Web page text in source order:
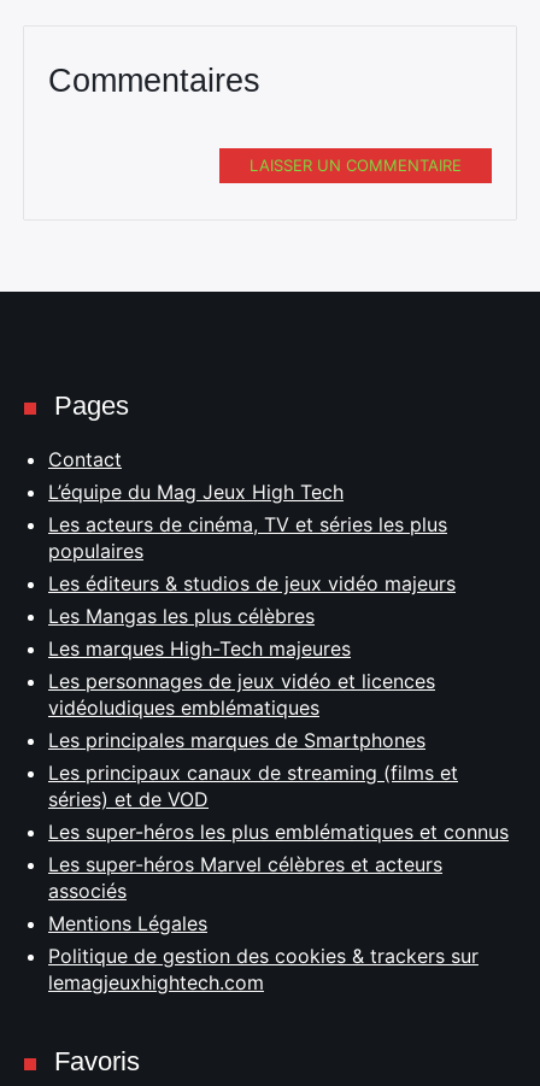
Commentaires
LAISSER UN COMMENTAIRE
Pages
Contact
L’équipe du Mag Jeux High Tech
Les acteurs de cinéma, TV et séries les plus
populaires
Les éditeurs & studios de jeux vidéo majeurs
Les Mangas les plus célèbres
Les marques High-Tech majeures
Les personnages de jeux vidéo et licences
vidéoludiques emblématiques
Les principales marques de Smartphones
Les principaux canaux de streaming (films et
séries) et de VOD
Les super-héros les plus emblématiques et connus
Les super-héros Marvel célèbres et acteurs
associés
Mentions Légales
Politique de gestion des cookies & trackers sur
lemagjeuxhightech.com
Favoris